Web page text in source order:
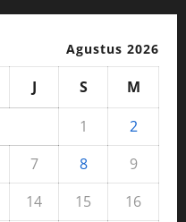
Agustus 2026
J S
M
1
2
7 8
9
14 15
16